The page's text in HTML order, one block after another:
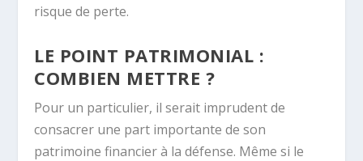
risque de perte.
LE POINT PATRIMONIAL :
COMBIEN METTRE ?
Pour un particulier, il serait imprudent de
consacrer une part importante de son
patrimoine financier à la défense. Même si le